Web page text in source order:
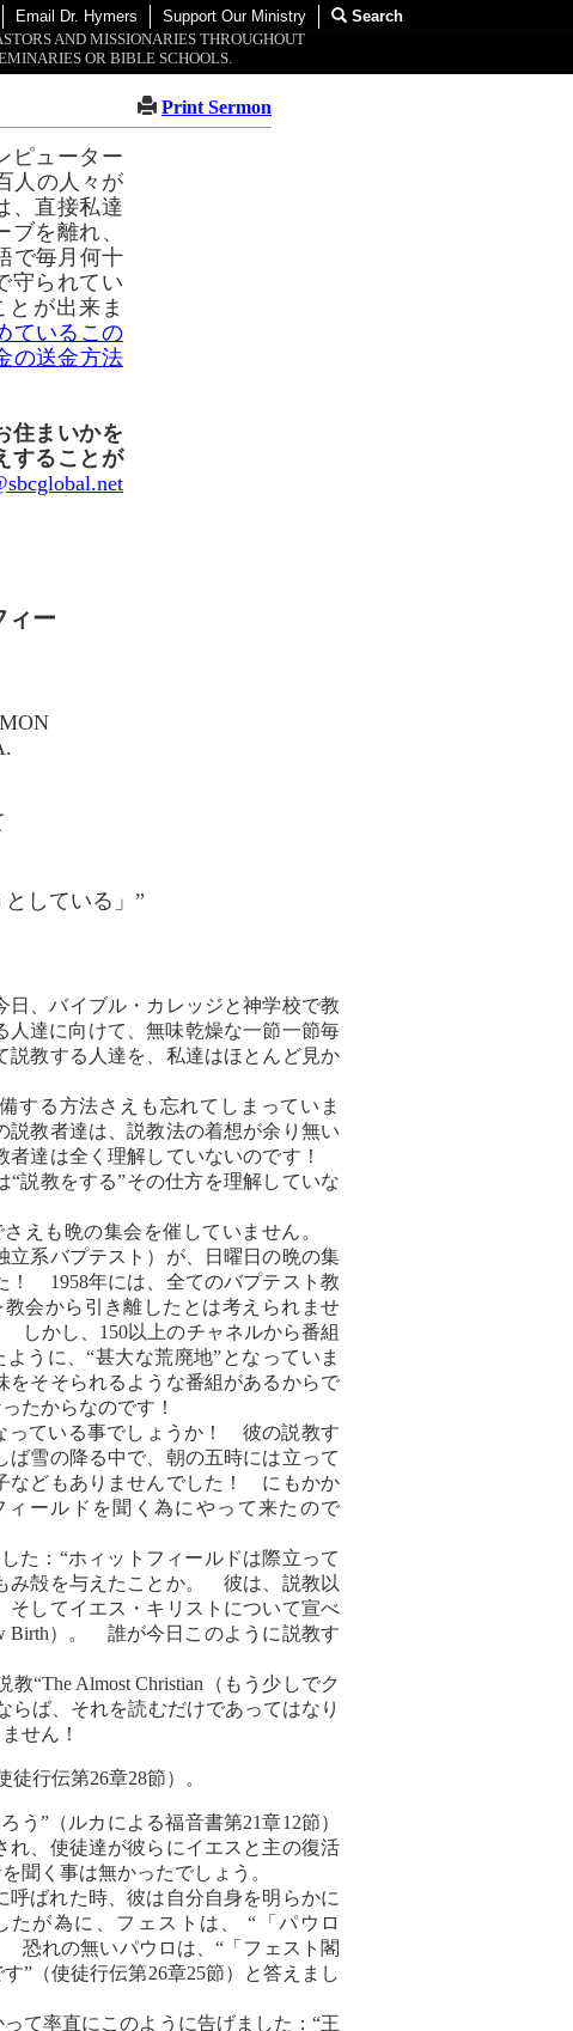
Email Dr. Hymers Support Our Ministry
Search
AND MISSIONARIES THROUGHOUT
OR BIBLE SCHOOLS.
Print Sermon
ピューター
人の人々が
、直接私達
を離れ、
で毎月何十
守られてい
が出来ま
ているこの
の送金方法
住まいかを
することが
ィー
している」”
、バイブル・カレッジと神学校で教
人達に向けて、無味乾燥な一節一節毎
教する人達を、私達はほとんど見か
する方法さえも忘れてしまっていま
教者達は、説教法の着想が余り無い
達は全く理解していないのです！
説教をする”その仕方を理解していな
えも晩の集会を催していません。
系バプテスト）が、日曜日の晩の集
1958年には、全てのバプテスト教
会から引き離したとは考えられませ
しかし、150以上のチャネルから番組
うに、“甚大な荒廃地”となっていま
そそられるような番組があるからで
たからなのです！
っている事でしょうか！ 彼の説教す
雪の降る中で、朝の五時には立って
などもありませんでした！ にもかか
ールドを聞く為にやって来たので
た：“ホィットフィールドは際立って
み殻を与えたことか。 彼は、説教以
してイエス・キリストについて宣べ
Birth）。 誰が今日このように説教す
“The Almost Christian（もう少しでク
ば、それを読むだけであってはなり
せん！
行伝第26章28節）。
”（ルカによる福音書第21章12節）
、使徒達が彼らにイエスと主の復活
聞く事は無かったでしょう。
ばれた時、彼は自分自身を明らかに
が為に、フェストは、 “「パウロ
恐れの無いパウロは、“「フェスト閣
”（使徒行伝第26章25節）と答えまし
て率直にこのように告げました：“王